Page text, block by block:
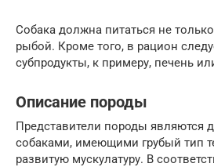
Собака должна питаться не
рыбой. Кроме того, в рацион
субпродукты, к примеру, печень
Описание породы
Представители породы являются
собаками, имеющими грубый тип
развитую мускулатуру. В